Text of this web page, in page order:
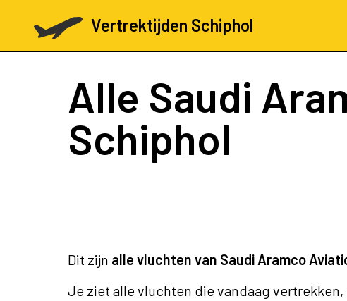
Vertrektijden Schiphol
Alle Saudi
Schiphol
Dit zijn alle vluchten van Saudi Aramco
Je ziet alle vluchten die vandaag